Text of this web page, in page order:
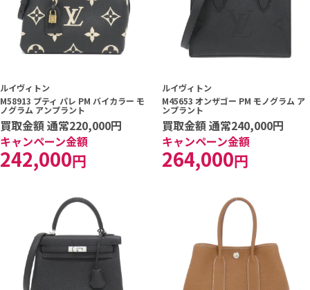
ルイヴィトン
M58913 プティ パレ PM バイカラー モ
ノグラム アンプラント
買取金額 通常220,000円
キャンペーン金額
242,000円
ルイヴィトン
M45653 オンザゴー PM モノグラム ア
ンプラント
買取金額 通常240,000円
キャンペーン金額
264,000円